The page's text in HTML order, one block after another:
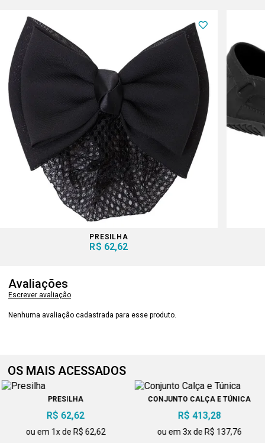
PRESILHA
R$ 62,62
Avaliações
Escrever avaliação
Nenhuma avaliação cadastrada para esse produto.
OS MAIS ACESSADOS
PRESILHA
R$ 62,62
ou em 1x de R$ 62,62
CONJUNTO CALÇA E TÚNICA
R$ 413,28
ou em 3x de R$ 137,76